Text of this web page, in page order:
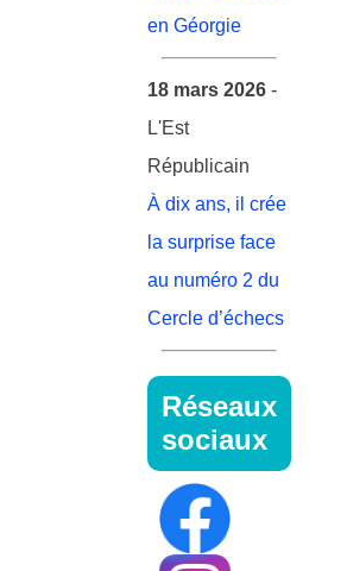
en Géorgie
18 mars 2026 -
L'Est
Républicain
À dix ans, il crée
la surprise face
au numéro 2 du
Cercle d’échecs
Réseaux
sociaux